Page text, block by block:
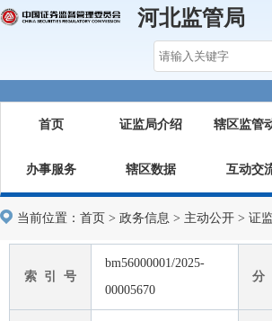
河北监管局
首页 证监局介绍 辖区监管
办事服务 辖区数据 互动交
当前位置： 首页 > 政务信息 > 主动公开 > 证
索 引 号
bm56000001/2025-
00005670